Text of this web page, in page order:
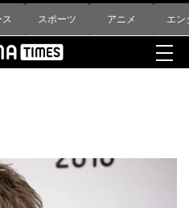
ス スポーツ アニメ エン